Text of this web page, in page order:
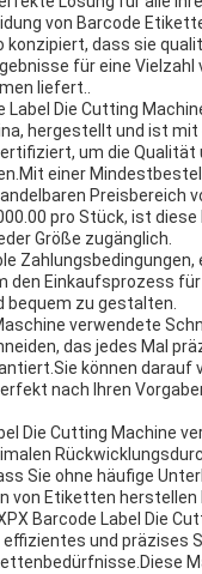
von Barcode
konzipiert, dass sie
für eine Vielzahl
liefert..
Label Die Cutting
hergestellt und ist mit
um die Qualität
einer
Preisbereich
pro Stück, ist
Größe zugänglich.
Zahlungsbedingungen,
den Einkaufsprozess für
bequem zu gestalten.
verwendete
das jedes Mal
können darauf
nach Ihren
Die Cutting Machine
Sie ohne häufige
von Etiketten herstellen
Barcode Label Die
effizientes und präzises